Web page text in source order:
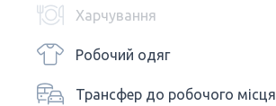
Харчування
Робочий одяг
Трансфер до робочого місця